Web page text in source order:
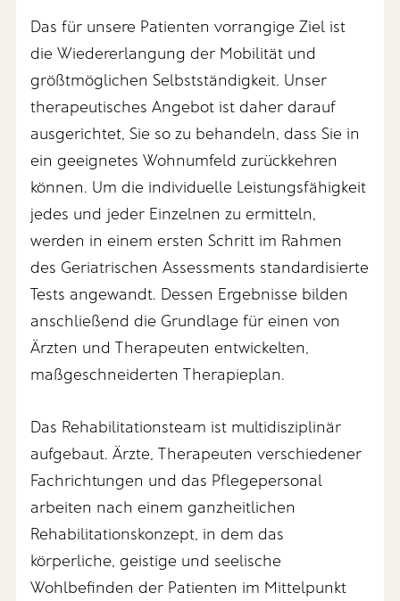
Das für unsere Patienten vorrangige Ziel ist
die Wiedererlangung der Mobilität und
größtmöglichen Selbstständigkeit. Unser
therapeutisches Angebot ist daher darauf
ausgerichtet, Sie so zu behandeln, dass Sie in
ein geeignetes Wohnumfeld zurückkehren
können. Um die individuelle Leistungsfähigkeit
jedes und jeder Einzelnen zu ermitteln,
werden in einem ersten Schritt im Rahmen
des Geriatrischen Assessments standardisierte
Tests angewandt. Dessen Ergebnisse bilden
anschließend die Grundlage für einen von
Ärzten und Therapeuten entwickelten,
maßgeschneiderten Therapieplan.
Das Rehabilitationsteam ist multidisziplinär
aufgebaut. Ärzte, Therapeuten verschiedener
Fachrichtungen und das Pflegepersonal
arbeiten nach einem ganzheitlichen
Rehabilitationskonzept, in dem das
körperliche, geistige und seelische
Wohlbefinden der Patienten im Mittelpunkt